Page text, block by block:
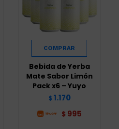
Bebida de Yerba
Mate Sabor Limón
Pack x6 – Yuyo
$ 1.170
$ 995